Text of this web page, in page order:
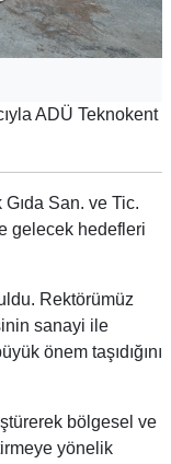
ADÜ Teknokent
San. ve Tic.
gelecek hedefleri
Rektörümüz
sanayi ile
önem taşıdığını
bölgesel ve
yönelik